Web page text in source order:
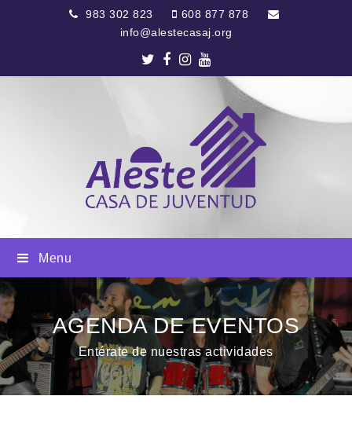
983 302 823
608 877 878
info@alestecasaj.org
Twitter
Facebook
Instagram
Youtube
Menu
AGENDA DE EVENTOS
Entérate de nuestras actividades